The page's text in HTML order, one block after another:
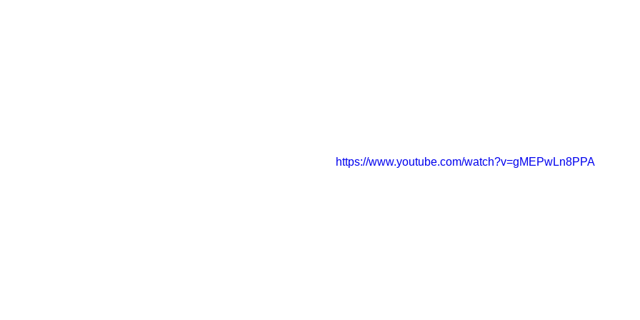
https://www.youtube.com/watch?v=gMEPwLn8PPA